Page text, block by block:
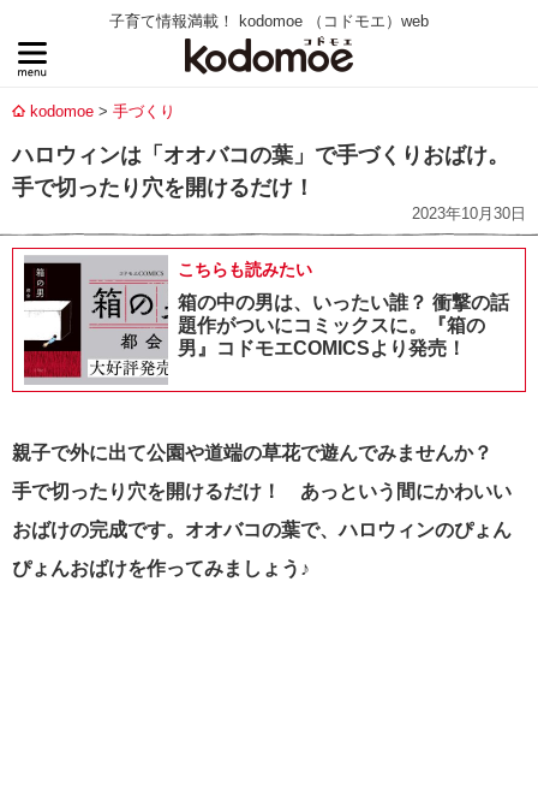
子育て情報満載！ kodomoe （コドモエ）web
kodomoe 手づくり
ハロウィンは「オオバコの葉」で手づくりおばけ。
手で切ったり穴を開けるだけ！
2023年10月30日
こちらも読みたい
箱の中の男は、いったい誰？ 衝撃の話
題作がついにコミックスに。『箱の
男』コドモエCOMICSより発売！
親子で外に出て公園や道端の草花で遊んでみませんか？
手で切ったり穴を開けるだけ！ あっという間にかわいい
おばけの完成です。オオバコの葉で、ハロウィンのぴょん
ぴょんおばけを作ってみましょう♪